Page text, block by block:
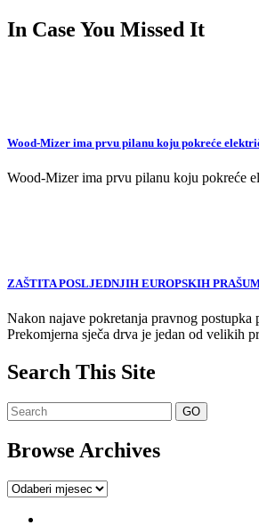
In Case You Missed It
Wood-Mizer ima prvu pilanu koju pokreće
Wood-Mizer ima prvu pilanu koju pokreće
ZAŠTITA POSLJEDNJIH EUROPSKIH
Nakon najave pokretanja pravnog
Prekomjerna sječa drva je jedan od velikih
Search This Site
Browse Archives
Browse